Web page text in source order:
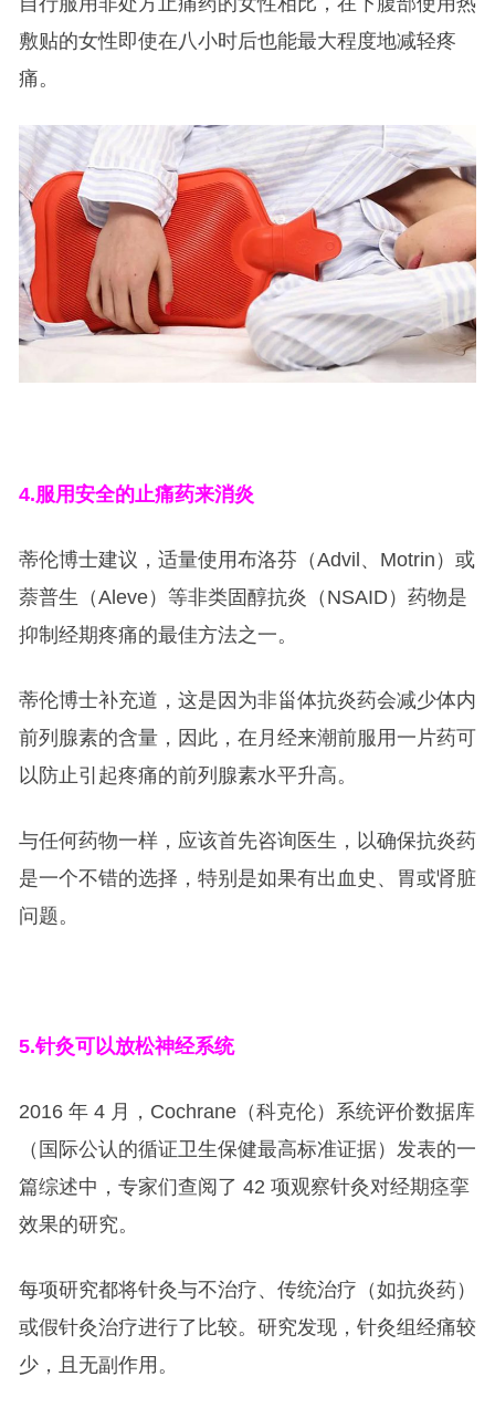
敷贴的女性即使在八小时后也能最大程度地减轻疼
痛。
4.服用安全的止痛药来消炎
蒂伦博士建议，适量使用布洛芬（Advil、Motrin）或
萘普生（Aleve）等非类固醇抗炎（NSAID）药物是
抑制经期疼痛的最佳方法之一。
蒂伦博士补充道，这是因为非甾体抗炎药会减少体内
前列腺素的含量，因此，在月经来潮前服用一片药可
以防止引起疼痛的前列腺素水平升高。
与任何药物一样，应该首先咨询医生，以确保抗炎药
是一个不错的选择，特别是如果有出血史、胃或肾脏
问题。
5.针灸可以放松神经系统
2016 年 4 月，Cochrane（科克伦）系统评价数据库
（国际公认的循证卫生保健最高标准证据）发表的一
篇综述中，专家们查阅了 42 项观察针灸对经期痉挛
效果的研究。
每项研究都将针灸与不治疗、传统治疗（如抗炎药）
或假针灸治疗进行了比较。研究发现，针灸组经痛较
少，且无副作用。